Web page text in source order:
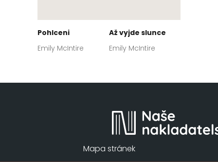
Pohlceni
Emily McIntire
Až vyjde slunce
Emily McIntire
Mapa stránek